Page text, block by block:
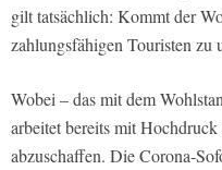
gilt tatsächlich: Kommt der
zahlungsfähigen Touristen zu
Wobei – das mit dem
arbeitet bereits mit
abzuschaffen. Die Corona-